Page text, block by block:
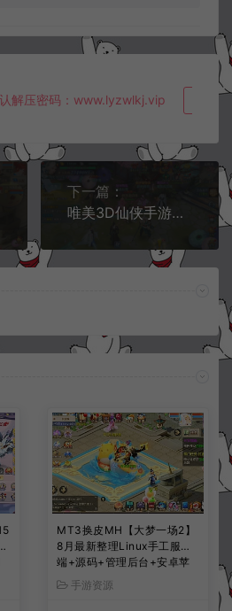
解压密码：www.lyzwlkj.vip
下一篇：
唯美3D仙侠手游【剑侠情缘之荒古剑侠完整版】5月最新整理Linux手工服务端+攻略文档+加解密工具+GM后台+安卓苹果双端+详细搭建教程+视频教程
MT3换皮MH【大梦一场2】
8月最新整理Linux手工服务
端+源码+管理后台+安卓苹
果双端+详细搭建教程+视频
教程
手游资源